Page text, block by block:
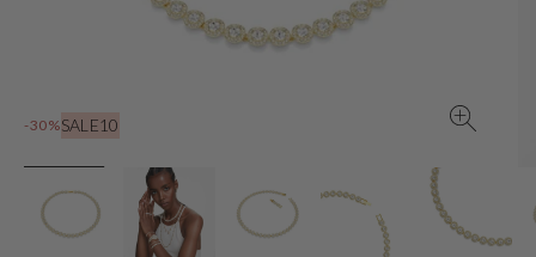
-30%SALE10
Galerieansicht